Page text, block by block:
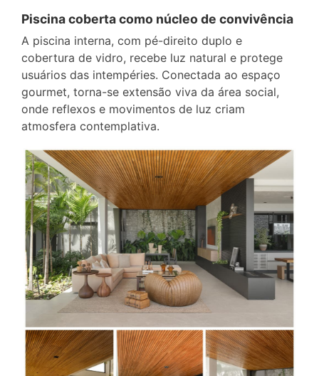
Piscina coberta como núcleo de convivência
A piscina interna, com pé-direito duplo e
cobertura de vidro, recebe luz natural e protege
usuários das intempéries. Conectada ao espaço
gourmet, torna-se extensão viva da área social,
onde reflexos e movimentos de luz criam
atmosfera contemplativa.